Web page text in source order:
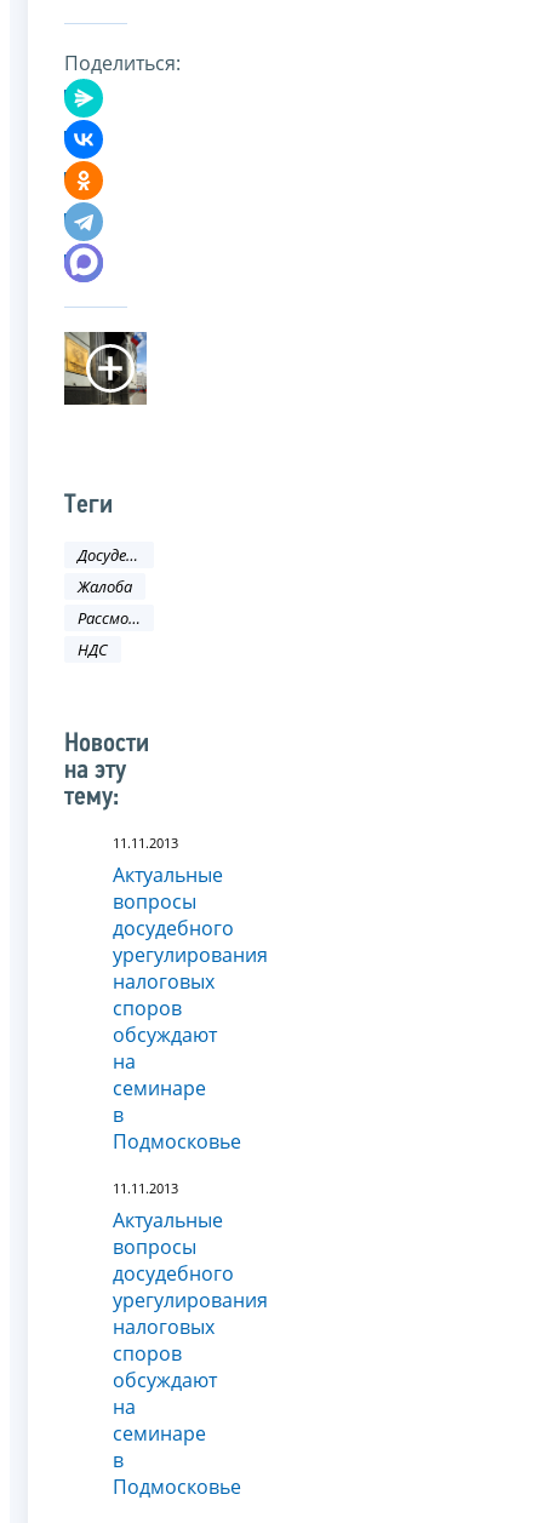
Поделиться:
Теги
Досудебное урегулирование налоговых споров
Жалоба
Рассмотрение жалобы
НДС
Новости
на эту
тему:
11.11.2013
Актуальные
вопросы
досудебного
урегулирования
налоговых
споров
обсуждают
на
семинаре
в
Подмосковье
11.11.2013
Актуальные
вопросы
досудебного
урегулирования
налоговых
споров
обсуждают
на
семинаре
в
Подмосковье